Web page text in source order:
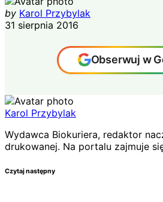
by Karol Przybylak
31 sierpnia 2016
Obserwuj w
Karol Przybylak
Wydawca Biokuriera, redaktor
drukowanej. Na portalu zajmuje
Czytaj następny